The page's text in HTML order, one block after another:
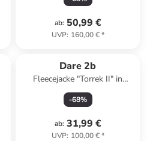
ab: 50,99 €
UVP: 160,00 €*
Dare 2b
Fleecejacke "Torrek II" in
Creme
-68%
ab: 31,99 €
UVP: 100,00 €*